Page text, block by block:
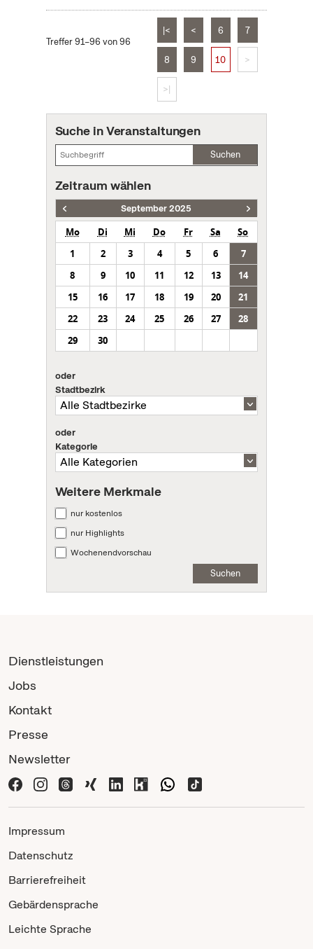
Treffer 91–96 von 96
|< < 6 7
8 9 10 >
>|
Suche in Veranstaltungen
Suchen
Zeitraum wählen
September 2025
Mo Di Mi Do Fr Sa
So
1
2 3 4 5 6
7
8
9 10 11 12 13
14
15
16 17 18 19 20
21
22
23 24 25 26 27
28
29
30
oder
Stadtbezirk
oder
Kategorie
Weitere Merkmale
nur kostenlos
nur Highlights
Wochenendvorschau
Suchen
Dienstleistungen
Jobs
Kontakt
Presse
Newsletter
Impressum
Datenschutz
Barrierefreiheit
Gebärdensprache
Leichte Sprache